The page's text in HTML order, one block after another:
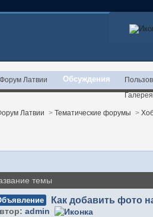
Латвии Обсуждения
Галерея
Латвии > Тематические форумы >
темы
Как добавить фото
admin